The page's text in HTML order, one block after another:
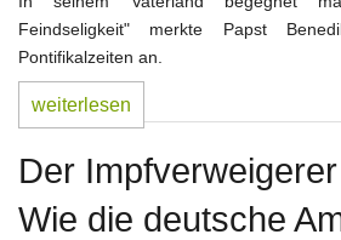
Feindseligkeit" merkte Papst
Pontifikalzeiten an.
weiterlesen
Der
Wie die deutsche